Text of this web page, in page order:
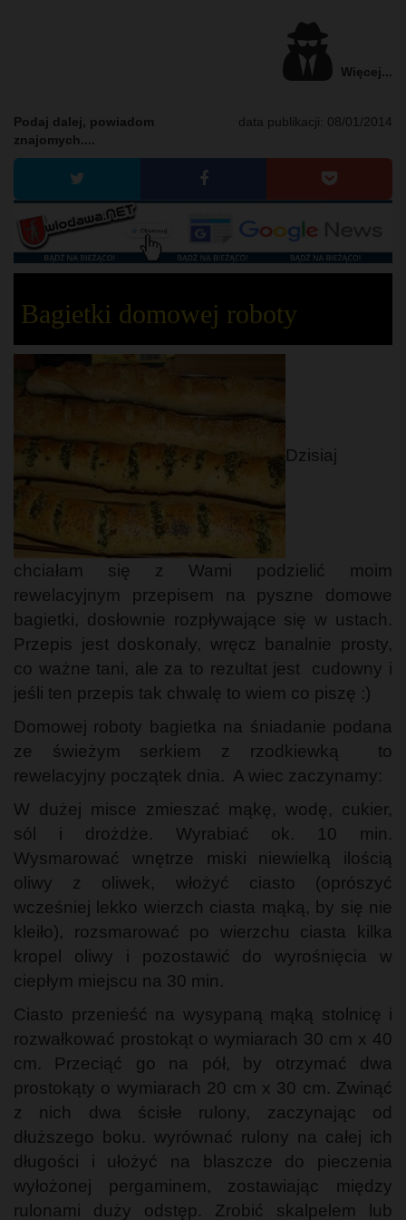
Więcej...
data publikacji: 08/01/2014
Podaj dalej, powiadom
znajomych....
Bagietki domowej roboty
Dzisiaj
chciałam się z Wami podzielić moim
rewelacyjnym przepisem na pyszne domowe
bagietki, dosłownie rozpływające się w ustach.
Przepis jest doskonały, wręcz banalnie prosty,
co ważne tani, ale za to rezultat jest cudowny i
jeśli ten przepis tak chwalę to wiem co piszę :)
Domowej roboty bagietka na śniadanie podana
ze świeżym serkiem z rzodkiewką to
rewelacyjny początek dnia. A wiec zaczynamy:
W dużej misce zmieszać mąkę, wodę, cukier,
sól i drożdże. Wyrabiać ok. 10 min.
Wysmarować wnętrze miski niewielką ilością
oliwy z oliwek, włożyć ciasto (oprószyć
wcześniej lekko wierzch ciasta mąką, by się nie
kleiło), rozsmarować po wierzchu ciasta kilka
kropel oliwy i pozostawić do wyrośnięcia w
ciepłym miejscu na 30 min.
Ciasto przenieść na wysypaną mąką stolnicę i
rozwałkować prostokąt o wymiarach 30 cm x 40
cm. Przeciąć go na pół, by otrzymać dwa
prostokąty o wymiarach 20 cm x 30 cm. Zwinąć
z nich dwa ścisłe rulony, zaczynając od
dłuższego boku. wyrównać rulony na całej ich
długości i ułożyć na blaszcze do pieczenia
wyłożonej pergaminem, zostawiając między
rulonami duży odstęp. Zrobić skalpelem lub